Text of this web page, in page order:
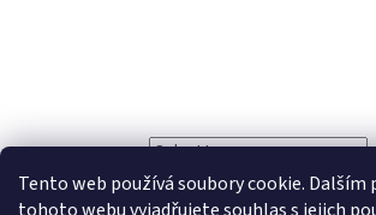
Tento web používá soubory cookie. Dalším
Powered by Translate